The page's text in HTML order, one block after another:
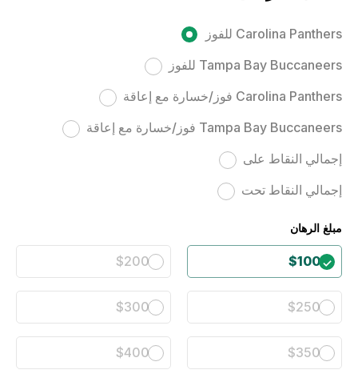
Carolina Panthers للفوز
Tampa Bay Buccaneers للفوز
Carolina Panthers فوز/خسارة مع إعاقة
Tampa Bay Buccaneers فوز/خسارة مع إعاقة
إجمالي النقاط على
إجمالي النقاط تحت
مبلغ الرهان
$100
$200
$250
$300
$350
$400